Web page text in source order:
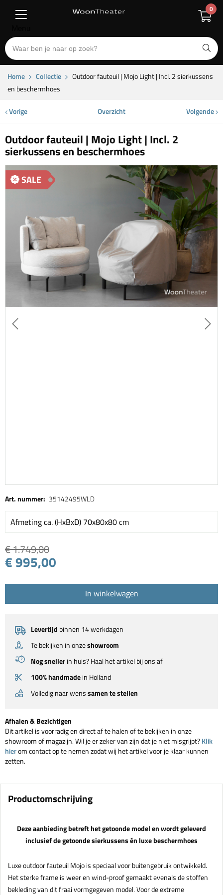
0
Home Collectie
Outdoor fauteuil | Mojo Light | Incl. 2 sierkussens
en beschermhoes
Vorige Overzicht Volgende
Outdoor fauteuil | Mojo Light | Incl. 2
sierkussens en beschermhoes
SALE
Art. nummer: 35142495WLD
Afmeting ca. (HxBxD) 70x80x80 cm
€ 1.749,00
€ 995,00
In winkelwagen
Levertijd binnen 14 werkdagen
Te bekijken in onzeshowroom
Nog snellerin huis? Haal het artikel bij ons af
100% handmadein Holland
Volledig naar wenssamen te stellen
Afhalen & Bezichtigen
Dit artikel is voorradig en direct af te halen of te bekijken in onze
showroom of magazijn. Wil je er zeker van zijn dat je niet misgrijpt?Klik
hierom contact op te nemen zodat wij het artikel voor je klaar kunnen
zetten.
Productomschrijving
Deze aanbieding betreft het getoonde model en wordt geleverd
inclusief de getoonde sierkussens én luxe beschermhoes
Luxe outdoor fauteuil Mojo is speciaal voor buitengebruik ontwikkeld.
Het sterke frame is weer en wind-proof gemaakt evenals de stoffen
bekleding van dit fraai vormgegeven model. Voor de extreme